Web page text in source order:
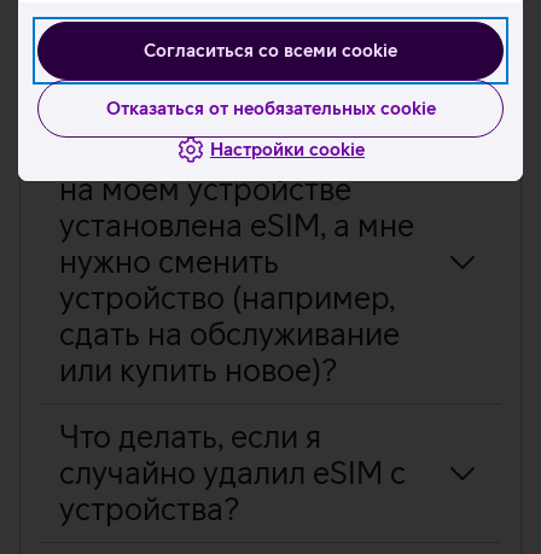
Согласиться со всеми cookie
Отказаться от необязательных cookie
Настройки cookie
В чем разница между
eSIM и MultiSIM?
Что нужно сделать, если
на моем устройстве
установлена eSIM, а мне
нужно сменить
устройство (например,
сдать на обслуживание
или купить новое)?
Что делать, если я
случайно удалил eSIM с
устройства?